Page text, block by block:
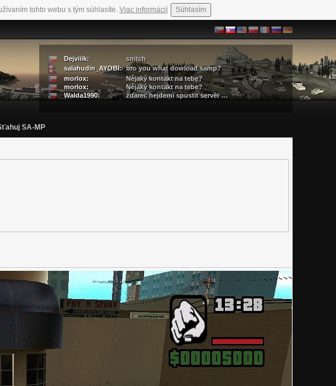
tohto webu s tým súhlasíte. Viac informácií Súhlasím
Dejviiik:
snitch
salahudin_AYOBI: bro you what dowload samp?
morlox:
Nějaký kontakt na tebe?
morlox:
Nějaký kontakt na tebe?
Walda1990:
zdarec nejdemi spustit server …
SA-MP